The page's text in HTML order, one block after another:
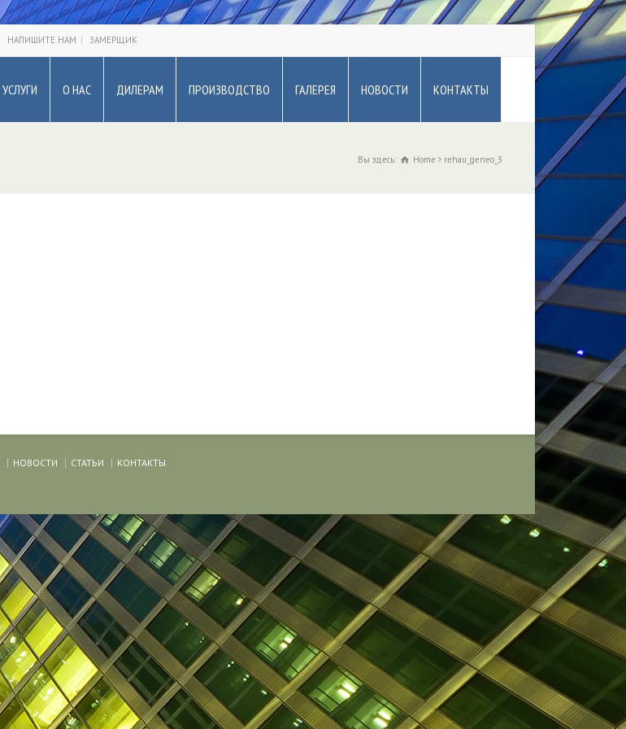
НАПИШИТЕ НАМ ЗАМЕРЩИК
УСЛУГИ О НАС ДИЛЕРАМ ПРОИЗВОДСТВО ГАЛЕРЕЯ НОВОСТИ КОНТАКТЫ
Вы здесь: Home rehau_geneo_3
НОВОСТИ СТАТЬИ
КОНТАКТЫ